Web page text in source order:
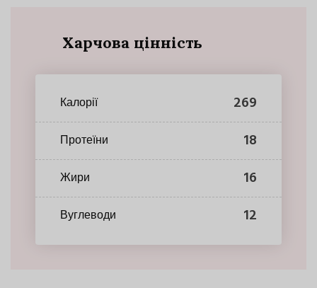
Харчова цінність
Калорії 269
Протеїни 18
Жири 16
Вуглеводи 12